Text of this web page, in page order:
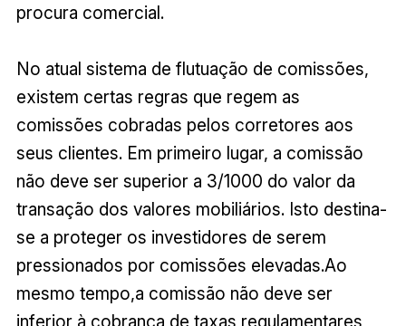
procura comercial.
No atual sistema de flutuação de comissões,
existem certas regras que regem as
comissões cobradas pelos corretores aos
seus clientes. Em primeiro lugar, a comissão
não deve ser superior a 3/1000 do valor da
transação dos valores mobiliários. Isto destina-
se a proteger os investidores de serem
pressionados por comissões elevadas.Ao
mesmo tempo,a comissão não deve ser
inferior à cobrança de taxas regulamentares